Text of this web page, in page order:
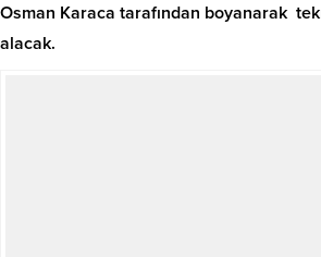
Osman Karaca tarafından boyanarak
alacak.